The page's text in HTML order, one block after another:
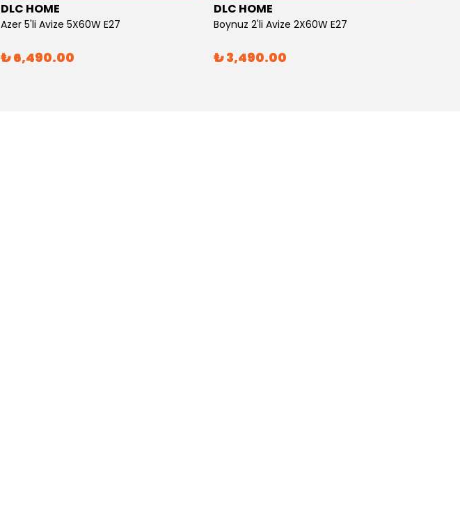
DLC HOME
Azer 5'li Avize 5X60W E27
₺ 6,490.00
DLC HOME
Boynuz 2'li Avize 2X60W E27
₺ 3,490.00